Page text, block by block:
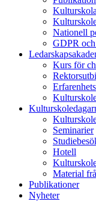
Nationell
GDPR
Kurs för
Seminarier
Hotell
Material
Publikationer
Nyheter